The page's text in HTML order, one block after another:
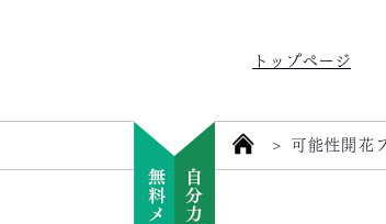
トップページ
> 可能性開花